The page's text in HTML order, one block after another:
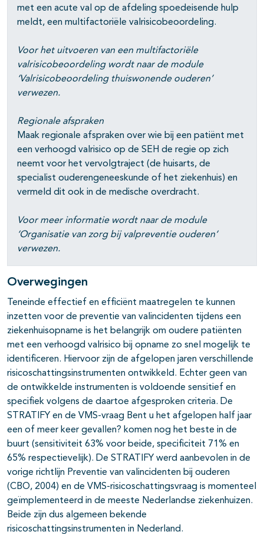
met een acute val op de afdeling spoedeisende hulp
meldt, een multifactoriële valrisicobeoordeling.
Voor het uitvoeren van een multifactoriële
valrisicobeoordeling wordt naar de module
‘Valrisicobeoordeling thuiswonende ouderen’
verwezen.
Regionale afspraken
Maak regionale afspraken over wie bij een patiënt met
een verhoogd valrisico op de SEH de regie op zich
neemt voor het vervolgtraject (de huisarts, de
specialist ouderengeneeskunde of het ziekenhuis) en
vermeld dit ook in de medische overdracht.
Voor meer informatie wordt naar de module
‘Organisatie van zorg bij valpreventie ouderen‘
verwezen.
Overwegingen
Teneinde effectief en efficiënt maatregelen te kunnen
inzetten voor de preventie van valincidenten tijdens een
ziekenhuisopname is het belangrijk om oudere patiënten
met een verhoogd valrisico bij opname zo snel mogelijk te
identificeren. Hiervoor zijn de afgelopen jaren verschillende
risicoschattingsinstrumenten ontwikkeld. Echter geen van
de ontwikkelde instrumenten is voldoende sensitief en
specifiek volgens de daartoe afgesproken criteria. De
STRATIFY en de VMS-vraag Bent u het afgelopen half jaar
een of meer keer gevallen? komen nog het beste in de
buurt (sensitiviteit 63% voor beide, specificiteit 71% en
65% respectievelijk). De STRATIFY werd aanbevolen in de
vorige richtlijn Preventie van valincidenten bij ouderen
(CBO, 2004) en de VMS-risicoschattingsvraag is momenteel
geïmplementeerd in de meeste Nederlandse ziekenhuizen.
Beide zijn dus algemeen bekende
risicoschattingsinstrumenten in Nederland.